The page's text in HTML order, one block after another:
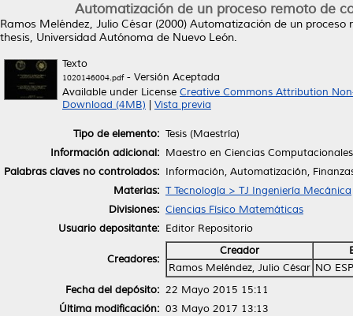
Automatización de un proceso remoto de
Ramos Meléndez, Julio César (2000) Automatización de un proceso
thesis, Universidad Autónoma de Nuevo León.
Texto
1020146004.pdf- Versión Aceptada
Available under License Creative Commons Attribution
Download (4MB)
Vista previa
Tipo de elemento: Tesis (Maestría)
Información adicional: Maestro en Ciencias
Palabras claves no controlados: Información, Automatización,
Materias: T Tecnología > TJ Ingeniería Mecánica
Divisiones: Ciencias Físico Matemáticas
Usuario depositante: Editor Repositorio
Creadores:
Creador
Ramos Meléndez, Julio César NO
Fecha del depósito: 22 Mayo 2015 15:11
Última modificación: 03 Mayo 2017 13:13